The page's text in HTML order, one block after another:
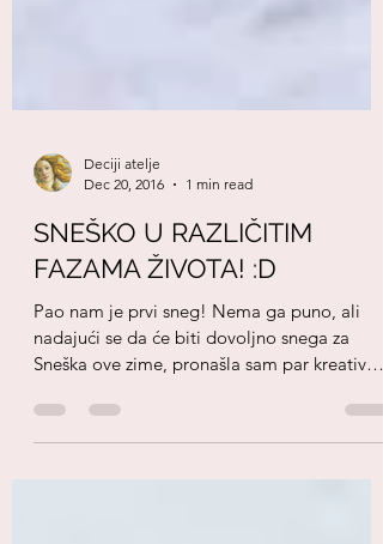
Deciji atelje
Dec 20, 2016
1 min read
SNEŠKO U RAZLIČITIM
FAZAMA ŽIVOTA! :D
Pao nam je prvi sneg! Nema ga puno, ali
Sneška ove zime, pronašla sam par kreativnih
ideja za...